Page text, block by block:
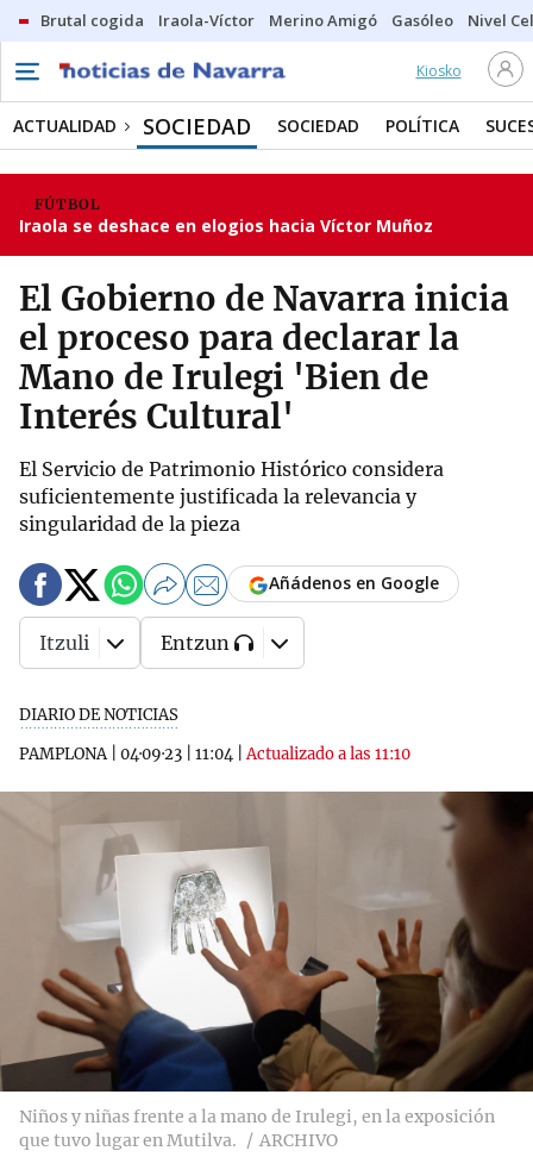
Brutal cogida Iraola-Víctor Merino Amigó Gasóleo Nivel
Kiosko
ACTUALIDAD SOCIEDAD SOCIEDAD POLÍTICA
FÚTBOL
Iraola se deshace en elogios hacia Víctor Muñoz
El Gobierno de Navarra inicia
el proceso para declarar la
Mano de Irulegi 'Bien de
Interés Cultural'
El Servicio de Patrimonio Histórico considera
suficientemente justificada la relevancia y
singularidad de la pieza
DIARIO DE NOTICIAS
PAMPLONA| 04·09·23 11:04 |Actualizado a las 11:10
Añádenos en Google
Itzuli Entzun
Niños y niñas frente a la mano de Irulegi, en la exposición
que tuvo lugar en Mutilva.
ARCHIVO